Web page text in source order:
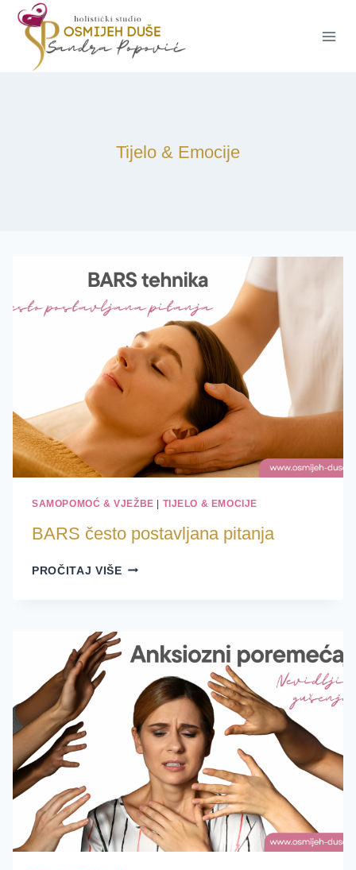
Skip
content
Tijelo & Emocije
SAMOPOMOĆ & VJEŽBE | TIJELO & EMOCIJE
BARS često postavljana pitanja
PROČITAJ VIŠEBARS